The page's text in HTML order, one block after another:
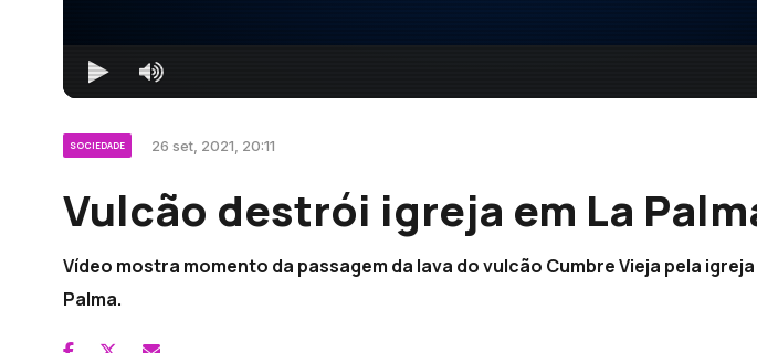
SOCIEDADE 26 set, 2021, 20:11
Vulcão destrói igreja em La
Vídeo mostra momento da passagem da lava do vulcão Cumbre Vieja pela
Palma.